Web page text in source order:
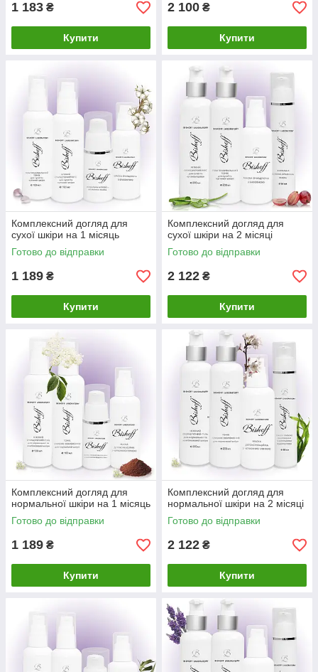
1 183 ₴
Купити
2 100 ₴
Купити
Комплексний догляд для
сухої шкіри на 1 місяць
Готово до відправки
1 189 ₴
Купити
Комплексний догляд для
сухої шкіри на 2 місяці
Готово до відправки
2 122 ₴
Купити
Комплексний догляд для
нормальної шкіри на 1 місяць
Готово до відправки
1 189 ₴
Купити
Комплексний догляд для
нормальної шкіри на 2 місяці
Готово до відправки
2 122 ₴
Купити